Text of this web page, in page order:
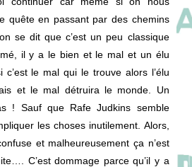
quête en passant par des chemins
se dit que c’est un peu classique
il y a le bien et le mal et un élu
c’est le mal qui le trouve alors l’élu
et le mal détruira le monde. Un
! Sauf que Rafe Judkins semble
les choses inutilement. Alors,
et malheureusement ça n’est
C’est dommage parce qu’il y a